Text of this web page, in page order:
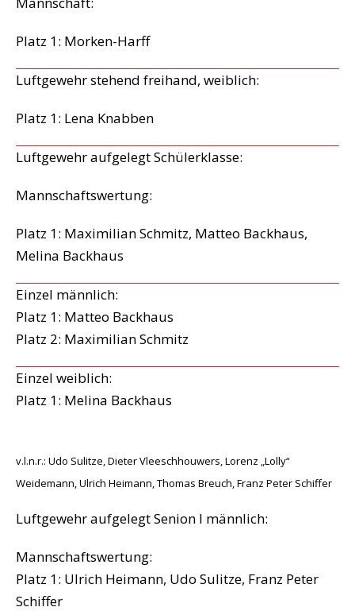
Platz 1: Morken-Harff
Luftgewehr stehend freihand, weiblich:
Platz 1: Lena Knabben
Luftgewehr aufgelegt Schülerklasse:
Mannschaftswertung:
Platz 1: Maximilian Schmitz, Matteo Backhaus,
Melina Backhaus
Einzel männlich:
Platz 1: Matteo Backhaus
Platz 2: Maximilian Schmitz
Einzel weiblich:
Platz 1: Melina Backhaus
v.l.n.r.: Udo Sulitze, Dieter Vleeschhouwers, Lorenz „Lolly“
Weidemann, Ulrich Heimann, Thomas Breuch, Franz Peter Schiffer
Luftgewehr aufgelegt Senion I männlich:
Mannschaftswertung:
Platz 1: Ulrich Heimann, Udo Sulitze, Franz Peter
Schiffer